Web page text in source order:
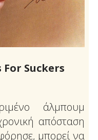
Suckers
άλμπουμ
απόσταση
μπορεί να